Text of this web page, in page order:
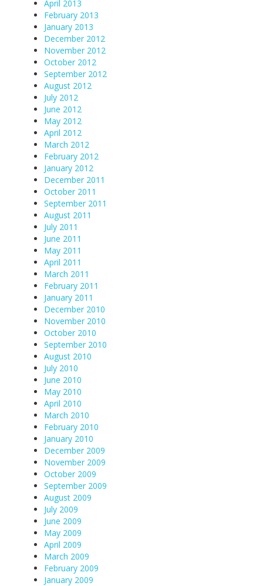
April 2013
February 2013
January 2013
December 2012
November 2012
October 2012
September 2012
August 2012
July 2012
June 2012
May 2012
April 2012
March 2012
February 2012
January 2012
December 2011
October 2011
September 2011
August 2011
July 2011
June 2011
May 2011
April 2011
March 2011
February 2011
January 2011
December 2010
November 2010
October 2010
September 2010
August 2010
July 2010
June 2010
May 2010
April 2010
March 2010
February 2010
January 2010
December 2009
November 2009
October 2009
September 2009
August 2009
July 2009
June 2009
May 2009
April 2009
March 2009
February 2009
January 2009